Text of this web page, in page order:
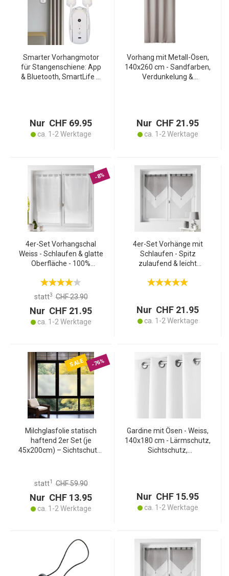
Smarter Vorhangmotor
für Stangenschiene: App
& Bluetooth, SmartLife –
Nur CHF 69.95
ca. 1-2 Werktage
Vorhang mit Metall-Ösen,
140x260 cm - Sandfarben,
Verdunkelung &
Nur CHF 21.95
ca. 1-2 Werktage
-8%
4er-Set Vorhangschal
Weiss - Schlaufen & glatte
Oberfläche - 100%
60x90 cm - Blickdicht-
Transparent für
statt3 CHF 23.90
Nur CHF 21.95
ca. 1-2 Werktage
4er-Set Vorhänge mit
Schlaufen - Spitz
zulaufend & leicht
Privatsphäre - 100%
Wohnatmosphäre
Nur CHF 21.95
ca. 1-2 Werktage
SALE -76%
Milchglasfolie statisch
haftend 2er Set (je
45x200cm) – Sichtschutz-
Selbstklebende
statt1 CHF 59.90
Nur CHF 13.95
ca. 1-2 Werktage
Gardine mit Ösen - Weiss,
140x180 cm - Lärmschutz,
Sichtschutz,
Nur CHF 15.95
ca. 1-2 Werktage